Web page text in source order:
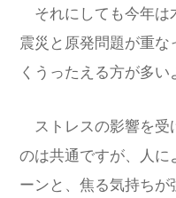
それにしても今年は
震災と原発問題が重
くうったえる方が多い
ストレスの影響を受
のは共通ですが、人に
ーンと、焦る気持ち